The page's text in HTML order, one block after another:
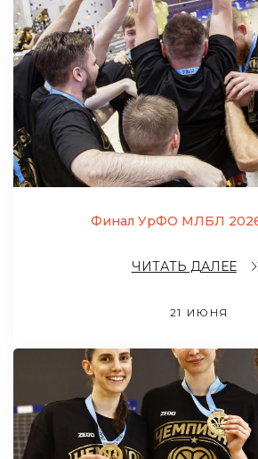
Финал УрФО МЛБЛ
ЧИТАТЬ ДАЛЕЕ
21 ИЮНЯ